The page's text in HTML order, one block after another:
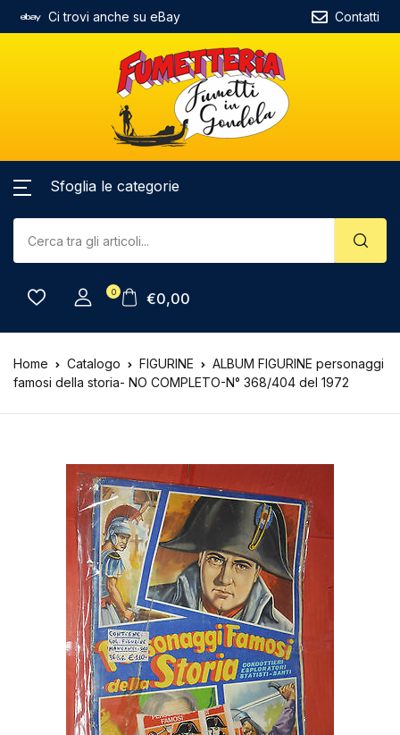
Ci trovi anche su eBay Contatti
Sfoglia le categorie
0 €0,00
Home Catalogo FIGURINE
ALBUM FIGURINE personaggi
famosi della storia- NO COMPLETO-N° 368/404 del 1972